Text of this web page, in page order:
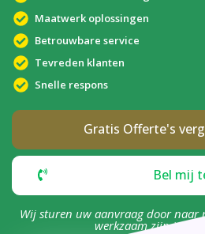
Maatwerk oplossingen
Betrouwbare service
Tevreden klanten
Snelle respons
Gratis Offerte's
Bel mij
Wij sturen uw aanvraag door naar
werkzaam zijn in uw